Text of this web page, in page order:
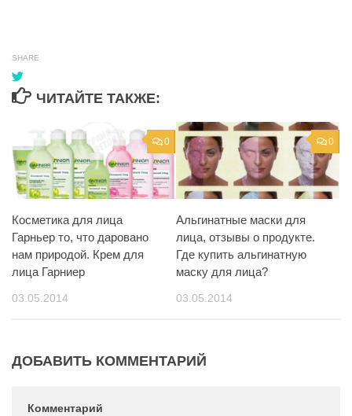
SHARE
ЧИТАЙТЕ ТАКЖЕ:
0
Косметика для лица
Гарньер то, что даровано
нам природой. Крем для
лица Гарниер
03.05.2014
0
Альгинатные маски для
лица, отзывы о продукте.
Где купить альгинатную
маску для лица?
03.05.2014
ДОБАВИТЬ КОММЕНТАРИЙ
Комментарий